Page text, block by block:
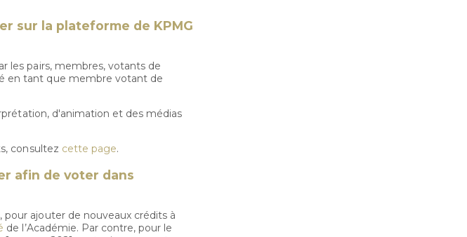
sur la plateforme de KPMG
les pairs, membres, votants de
en tant que membre votant de
d'animation et des médias
consultez cette page.
afin de voter dans
pour ajouter de nouveaux crédits à
de l’Académie. Par contre, pour le